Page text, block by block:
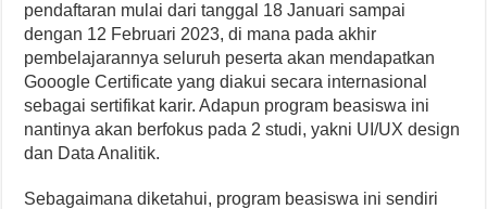
pendaftaran mulai dari tanggal 18 Januari sampai
dengan 12 Februari 2023, di mana pada akhir
pembelajarannya seluruh peserta akan mendapatkan
Gooogle Certificate yang diakui secara internasional
sebagai sertifikat karir. Adapun program beasiswa ini
nantinya akan berfokus pada 2 studi, yakni UI/UX design
dan Data Analitik.
Sebagaimana diketahui, program beasiswa ini sendiri